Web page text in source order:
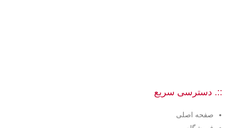
::. دسترسی سریع
صفحه اصلی